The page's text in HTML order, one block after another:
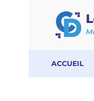
ACCUEIL